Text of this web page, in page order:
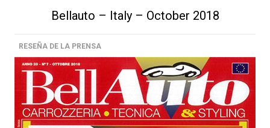
Bellauto – Italy – October 2018
RESEÑA DE LA PRENSA